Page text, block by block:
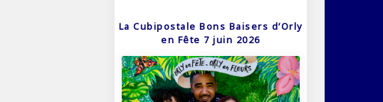
La Cubipostale Bons Baisers d’Orly
en Fête 7 juin 2026